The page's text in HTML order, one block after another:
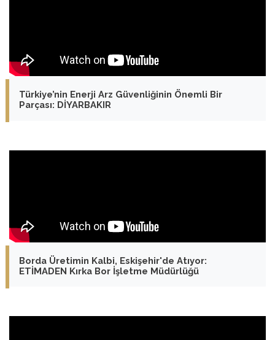
Türkiye’nin Enerji Arz Güvenliğinin Önemli Bir
Parçası: DİYARBAKIR
Borda Üretimin Kalbi, Eskişehir'de Atıyor:
ETİMADEN Kırka Bor İşletme Müdürlüğü